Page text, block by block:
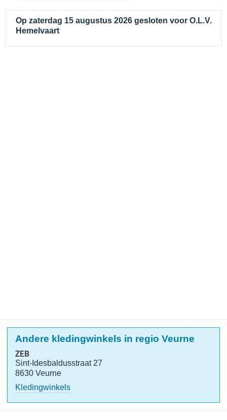
Op zaterdag 15 augustus 2026 gesloten voor O.L.V.
Hemelvaart
Andere kledingwinkels in regio Veurne
ZEB
Sint-Idesbaldusstraat 27
8630 Veurne
Kledingwinkels